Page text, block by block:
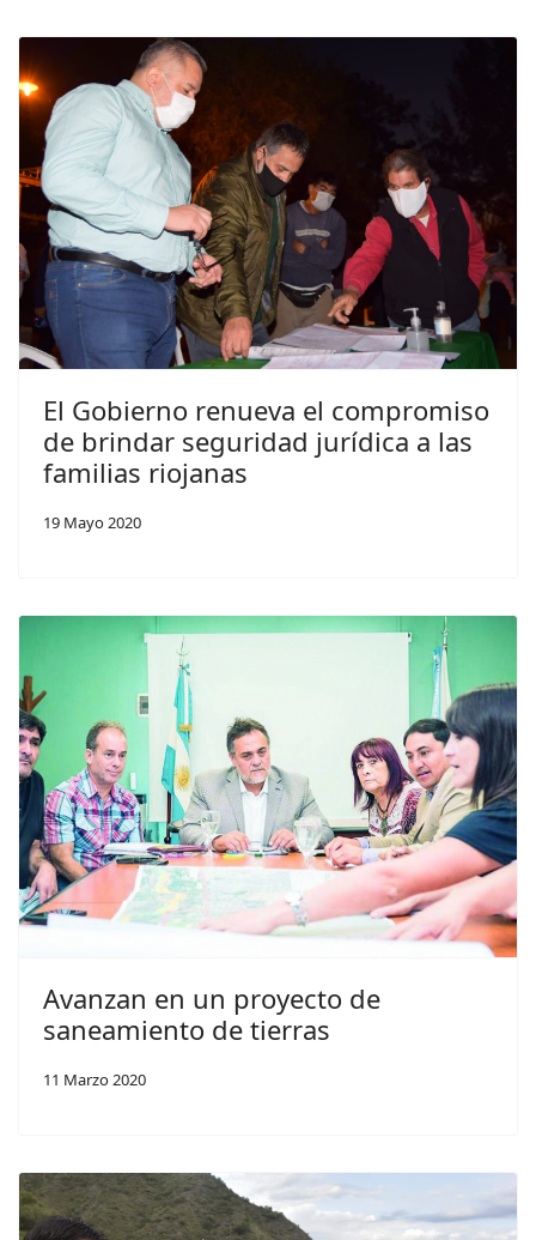
El Gobierno renueva el compromiso
de brindar seguridad jurídica a las
familias riojanas
19 Mayo 2020
Avanzan en un proyecto de
saneamiento de tierras
11 Marzo 2020